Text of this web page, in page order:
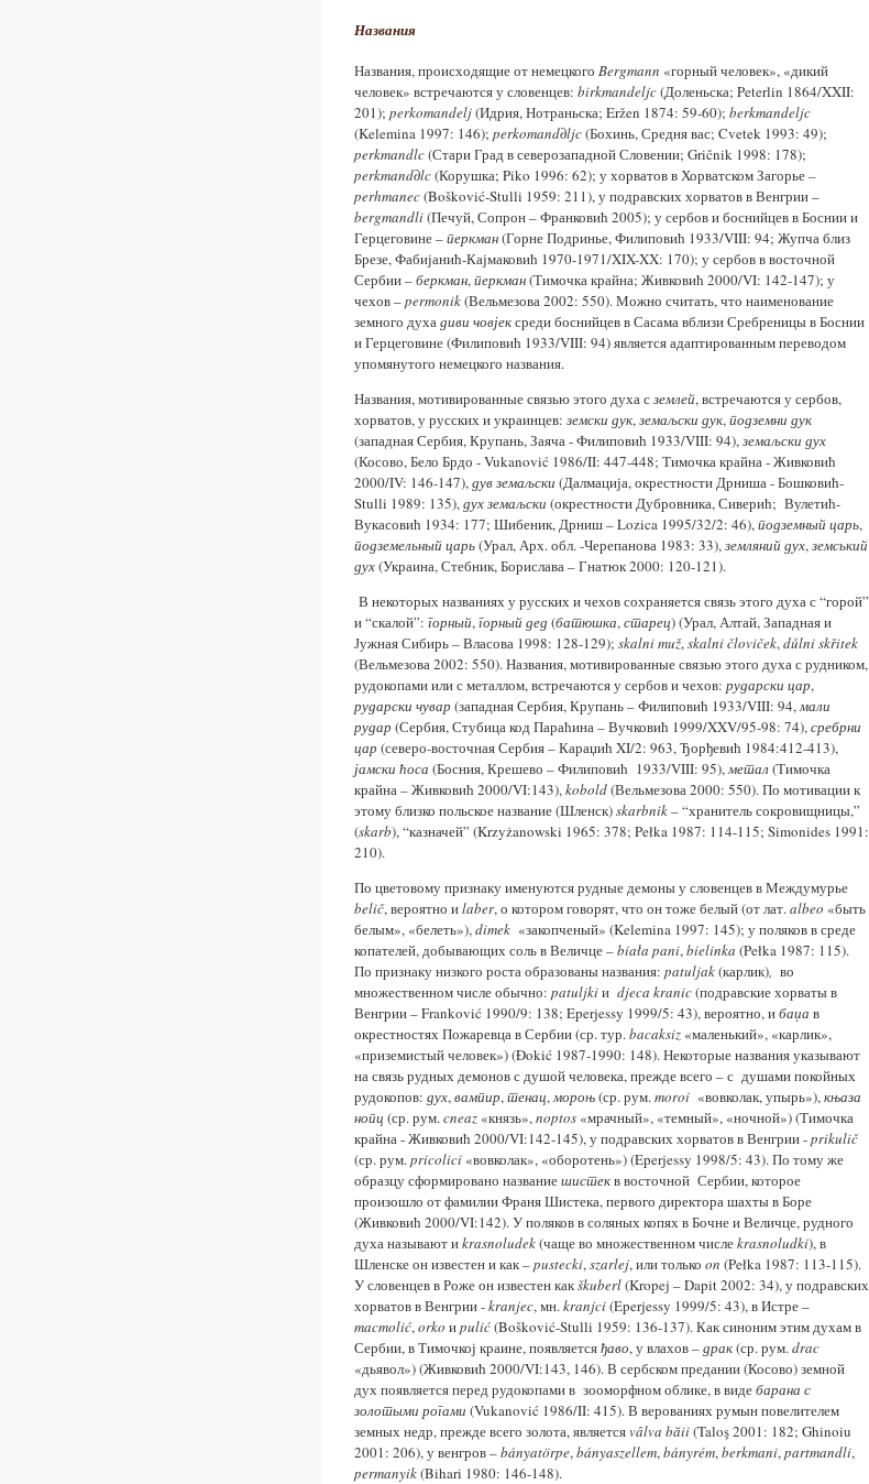
Названия
Названия, происходящие от немецкого Bergmann «горный человек», «дикий
человек» встречаются у словенцев: birkmandeljc(Доленьска; Peterlin 1864/XXII:
201); perkomandelj(Идрия, Нотраньска; Eržen 1874: 59-60); berkmandeljc
(Kelemina 1997: 146); perkomand∂ljc(Бохинь, Средня вас; Cvetek 1993: 49);
perkmandlc(Стари Град в северозападной Словении; Gričnik 1998: 178);
perkmand∂lc(Корушка; Piko 1996: 62); у хорватов в Хорватском Загорье –
perhmanec(Bošković-Stulli 1959: 211), у подравских хорватов в Венгрии –
bergmandli(Печуй, Сопрон – Франковић 2005); у сербов и боснийцев в Боснии и
Герцеговине –перкман(Горне Подринье, Филиповић 1933/VIII: 94; Жупча близ
Брезе, Фабијанић-Кајмаковић 1970-1971/XIX-XX: 170); у сербов в восточной
Сербии –беркман, перкман(Тимочка крайна; Живковић 2000/VI: 142-147); у
чехов –permonik(Вельмезова 2002: 550). Можно считать, что наименование
земного духа диви човјексреди боснийцев в Сасама вблизи Сребреницы в Боснии
и Герцеговине (Филиповић 1933/VIII: 94) является адаптированным переводом
упомянутого немецкого названия.
Названия, мотивированные связью этого духа сземлей, встречаются у сербов,
хорватов, у русских и украинцев: земски дук, земаљски дук, подземни дук
(западная Сербия, Крупань, Заяча - Филиповић 1933/VIII: 94), земаљски дух
(Косово, Бело Брдо - Vukanović 1986/II: 447-448; Тимочка крайна - Живковић
2000/IV: 146-147), дув земаљски (Далмација, окрестности Дрниша - Бошковић-
Stulli 1989: 135), дух земаљски (окрестности Дубровника, Сиверић; Вулетић-
Вукасовић 1934: 177; Шибеник, Дрниш – Lozica 1995/32/2: 46), подземный царь,
подземельный царь(Урал, Арх. обл. -Черепанова 1983: 33), земляний дух, земський
дух(Украина, Стебник, Борислава – Гнатюк 2000: 120-121).
В некоторых названиях у русских и чехов сохраняется связь этого духа с “горой”
и “скалой”: горный, горныйдед (батюшка, старец) (Урал, Алтай, Западная и
Јужная Сибирь – Власова 1998: 128-129); skalni muž, skalni človiček, důlni skřitek
(Вельмезова 2002: 550). Названия, мотивированные связью этого духа с рудником,
рудокопами или с металлом, встречаются у сербов и чехов: рударски цар,
рударски чувар (западная Сербия, Крупань – Филиповић 1933/VIII: 94, мали
рудар (Сербия, Стубица код Параћина – Вучковић 1999/XXV/95-98: 74), сребрни
цар (северо-восточная Сербия – Караџић XI/2: 963, Ђорђевић 1984:412-413),
јамски ћоса (Босния, Крешево – Филиповић 1933/VIII: 95), метал(Тимочка
крайна – Живковић 2000/VI:143), kobold(Вельмезова 2000: 550). По мотивации к
этому близко польское название (Шленск)skarbnik– “хранитель сокровищницы,”
(skarb), “казначей” (Krzyżanowski 1965: 378; Pełka 1987: 114-115; Simonides 1991:
210).
По цветовому признаку именуются рудные демоны у словенцев в Междумурье
belič, вероятно иlaber, о котором говорят, что он тоже белый (от лат. albeo «быть
белым», «белеть»), dimek «закопченый» (Kelemina 1997: 145); у поляков в среде
копателей, добывающих соль в Величце –biała pani, bielinka (Pełka 1987: 115).
По признаку низкого роста образованы названия: patuljak(карлик) во
множественном числе обычно: patuljkiи djeca kranic(подравские хорваты в
Венгрии – Franković 1990/9: 138; Eperjessy 1999/5: 43), вероятно, ибаџа в
окрестностях Пожаревца в Сербии (ср. тур. bacaksiz «маленький», «карлик»,
«приземистый человек») (Đokić 1987-1990: 148). Некоторые названия указывают
на связь рудных демонов с душой человека, прежде всего – с душами покойных
рудокопов: дух, вампир, тенац, мороњ(ср. рум. moroi «вовколак, упырь»), књаза
нопц (ср. рум. cneaz «князь», noptos «мрачный», «темный», «ночной») (Тимочка
крайна - Живковић 2000/VI:142-145), у подравских хорватов в Венгрии -prikulič
(ср. рум. pricolici «вовколак», «оборотень») (Eperjessy 1998/5: 43). По тому же
образцу сформировано названиешистекв восточной Сербии, которое
произошло от фамилии Франя Шистека, первого директора шахты в Боре
(Живковић 2000/VI:142). У поляков в соляных копях в Бочне и Величце, рудного
духа называют иkrasnoludek(чаще во множественном числеkrasnoludki), в
Шленске он известен и как –pustecki, szarlej, или только on (Pełka 1987: 113-115).
У словенцев в Роже он известен какškuberl(Kropej – Dapit 2002: 34), у подравских
хорватов в Венгрии -kranjec, мн. kranjci(Eperjessy 1999/5: 43), в Истре –
macmolić, orko иpulić(Bošković-Stulli 1959: 136-137). Как синоним этим духам в
Сербии, в Тимочкој краине, появляетсяђаво, у влахов –драк(ср. рум. drac
«дьявол») (Живковић 2000/VI:143, 146). В сербском предании (Косово) земной
дух появляется перед рудокопами в зооморфном облике, в видебарана с
золотыми рогами (Vukanović 1986/II: 415). В верованиях румын повелителем
земных недр, прежде всего золота, являетсяvâlva băii(Taloş 2001: 182; Ghinoiu
2001: 206), у венгров –bányatörpe, bányaszellem, bányrém, berkmani, partmandli,
permanyik(Bihari 1980: 146-148).